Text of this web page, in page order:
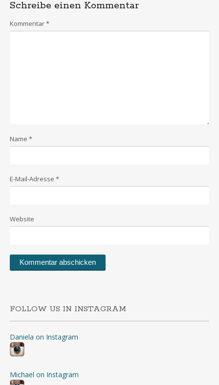
Schreibe einen Kommentar
Kommentar*
Name *
E-Mail-Adresse *
Website
FOLLOW US IN INSTAGRAM
Daniela on Instagram
Michael on Instagram